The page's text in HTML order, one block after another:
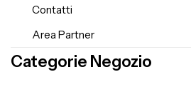
Contatti
Area Partner
Categorie Negozio